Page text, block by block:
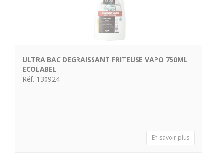
ULTRA BAC DEGRAISSANT FRITEUSE VAPO 750ML
ECOLABEL
Réf. 130924
En savoir plus